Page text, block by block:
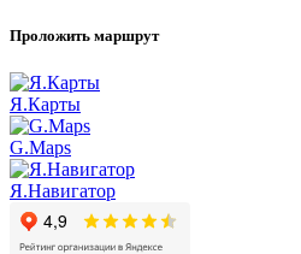
Проложить маршрут
Я.Карты
G.Maps
Я.Навигатор